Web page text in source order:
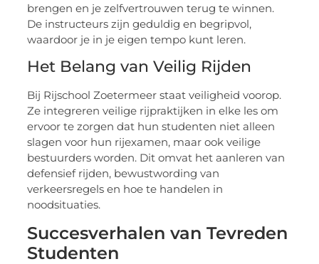
brengen en je zelfvertrouwen terug te winnen.
De instructeurs zijn geduldig en begripvol,
waardoor je in je eigen tempo kunt leren.
Het Belang van Veilig Rijden
Bij Rijschool Zoetermeer staat veiligheid voorop.
Ze integreren veilige rijpraktijken in elke les om
ervoor te zorgen dat hun studenten niet alleen
slagen voor hun rijexamen, maar ook veilige
bestuurders worden. Dit omvat het aanleren van
defensief rijden, bewustwording van
verkeersregels en hoe te handelen in
noodsituaties.
Succesverhalen van Tevreden
Studenten